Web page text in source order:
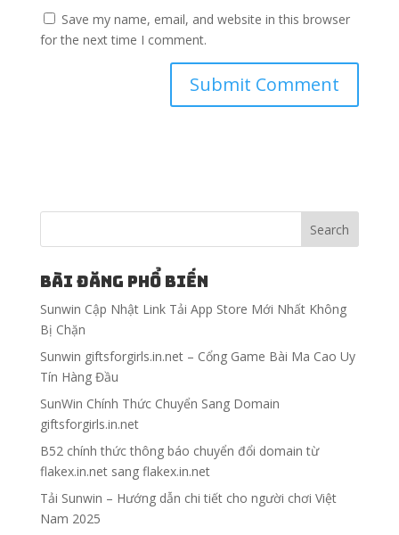
Save my name, email, and website in this browser
for the next time I comment.
Bài đăng phổ biến
Sunwin Cập Nhật Link Tải App Store Mới Nhất Không
Bị Chặn
Sunwin giftsforgirls.in.net – Cổng Game Bài Ma Cao Uy
Tín Hàng Đầu
SunWin Chính Thức Chuyển Sang Domain
giftsforgirls.in.net
B52 chính thức thông báo chuyển đổi domain từ
flakex.in.net sang flakex.in.net
Tải Sunwin – Hướng dẫn chi tiết cho người chơi Việt
Nam 2025